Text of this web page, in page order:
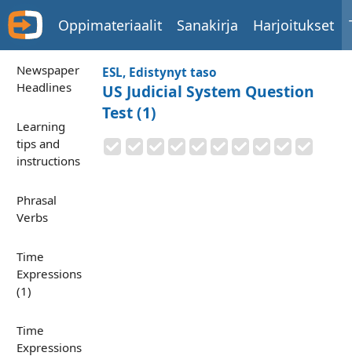
Oppimateriaalit Sanakirja Harjoitukset
Newspaper
Headlines
Learning
tips and
instructions
Phrasal
Verbs
Time
Expressions
(1)
Time
Expressions
ESL, Edistynyt taso
US Judicial System Question
Test (1)